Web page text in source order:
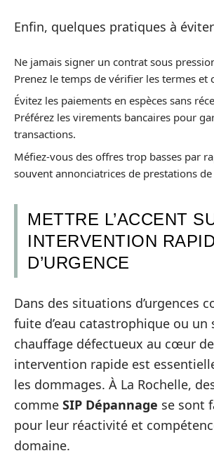
Enfin, quelques pratiques à
Ne jamais signer un contrat sous
Prenez le temps de vérifier les termes et
Évitez les paiements en espèces sans
Préférez les virements bancaires pour
transactions.
Méfiez-vous des offres trop basses par
souvent annonciatrices de prestations
METTRE L’ACCENT
INTERVENTION
D’URGENCE
Dans des situations d’urgences
fuite d’eau catastrophique ou un
chauffage défectueux au cœur de
intervention rapide est
les dommages. À La Rochelle,
comme SIP Dépannage se sont
pour leur réactivité et
domaine.